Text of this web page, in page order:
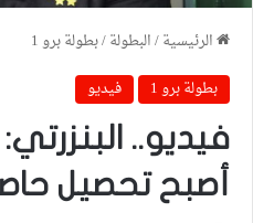
الرئيسية/البطولة/بطولة برو 1
بطولة برو 1
فيديو
فيديو..
أصبح تحصيل